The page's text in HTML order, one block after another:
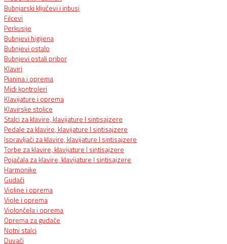
Bubnjarski ključevi i inbusi
Filcevi
Perkusije
Bubnjevi higijena
Bubnjevi ostalo
Bubnjevi ostali pribor
Klaviri
Pianina i oprema
Midi kontroleri
Klavijature i oprema
Klavirske stolice
Stalci za klavire, klavijature I sintisajzere
Pedale za klavire, klavijature I sintisajzere
Ispravljači za klavire, klavijature I sintisajzere
Torbe za klavire, klavijature I sintisajzere
Pojačala za klavire, klavijature I sintisajzere
Harmonike
Gudači
Violine i oprema
Viole i oprema
Violončela i oprema
Oprema za gudače
Notni stalci
Duvači